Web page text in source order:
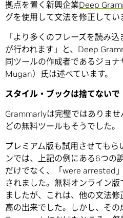
拠点を置く新興企業Deep
グを使用して文法を修正してい
「より多くのフレーズを読み
が行われます」と、Deep
同ツールの作成者であるジョ
Mugan）氏は述べています。
スタイル・ブックは捨てないで
Grammarlyは完璧ではありま
どの無料ツールもそうでした。
プレミアム版も試用させてもら
ンでは、上記の例にある6つの
だけでなく、「were arrested
されました。無料オンライン
ましたが、これは、他の文法
高の出来でした。しかし、そ